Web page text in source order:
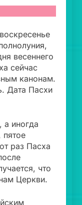
весеннего
сейчас
канонам.
Дата Пасхи
а иногда
раз Пасха
что
Церкви.